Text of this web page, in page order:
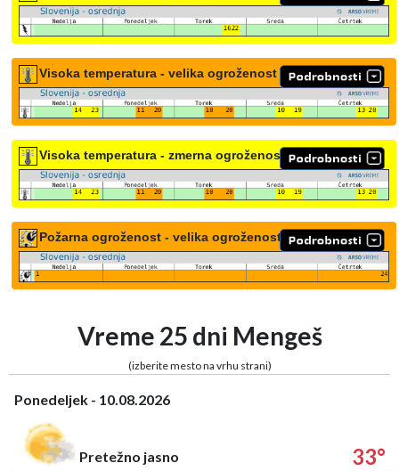
Visoka temperatura - velika ogroženost
Visoka temperatura - zmerna ogroženost
Požarna ogroženost - velika ogroženost
Vreme 25 dni Mengeš
(izberite mesto na vrhu strani)
Ponedeljek - 10.08.2026
Pretežno jasno 33°